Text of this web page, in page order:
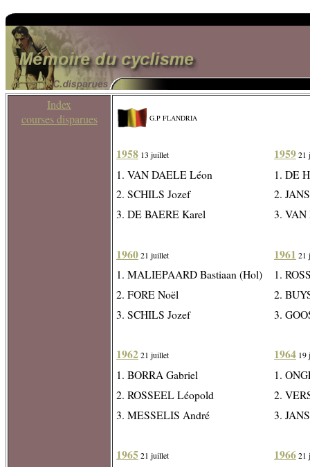
Index
courses disparues
G.P FLANDRIA
1958 13 juillet
1. VAN DAELE Léon
2. SCHILS Jozef
3. DE BAERE Karel
1960 21 juillet
1. MALIEPAARD Bastiaan (Hol)
2. FORE Noël
3. SCHILS Jozef
1962 21 juillet
1. BORRA Gabriel
2. ROSSEEL Léopold
3. MESSELIS André
1965 21 juillet
1959 21
1. DE
2.
3. VAN
1961 21
1.
2.
3.
1964 19
1.
2.
3.
1966 21